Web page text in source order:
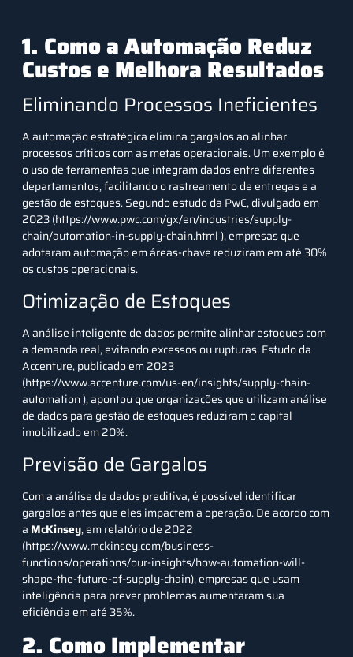
1. Como a Automação Reduz
Custos e Melhora Resultados
Eliminando Processos Ineficientes
A automação estratégica elimina gargalos ao alinhar
processos críticos com as metas operacionais. Um exemplo é
o uso de ferramentas que integram dados entre diferentes
departamentos, facilitando o rastreamento de entregas e a
gestão de estoques. Segundo estudo da PwC, divulgado em
2023 (https://www.pwc.com/gx/en/industries/supply-
chain/automation-in-supply-chain.html), empresas que
adotaram automação em áreas-chave reduziram em até 30%
os custos operacionais.
Otimização de Estoques
A análise inteligente de dados permite alinhar estoques com
a demanda real, evitando excessos ou rupturas. Estudo da
Accenture, publicado em 2023
(https://www.accenture.com/us-en/insights/supply-chain-
automation), apontou que organizações que utilizam análise
de dados para gestão de estoques reduziram o capital
imobilizado em 20%.
Previsão de Gargalos
Com a análise de dados preditiva, é possível identificar
gargalos antes que eles impactem a operação. De acordo com
a McKinsey, em relatório de 2022
(https://www.mckinsey.com/business-
functions/operations/our-insights/how-automation-will-
shape-the-future-of-supply-chain), empresas que usam
inteligência para prever problemas aumentaram sua
eficiência em até 35%.
2. Como Implementar